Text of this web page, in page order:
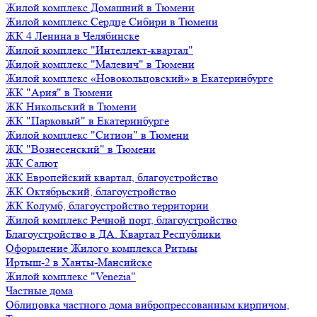
Жилой комплекс Домашний в Тюмени
Жилой комплекс Сердце Сибири в Тюмени
ЖК 4 Ленина в Челябинске
Жилой комплекс "Интеллект-квартал"
Жилой комплекс "Малевич" в Тюмени
Жилой комплекс «Новокольцовский» в Екатеринбурге
ЖК "Ария" в Тюмени
ЖК Никольский в Тюмени
ЖК "Парковый" в Екатеринбурге
Жилой комплекс "Ситион" в Тюмени
ЖК "Вознесенский" в Тюмени
ЖК Салют
ЖК Европейский квартал, благоустройство
ЖК Октябрьский, благоустройство
ЖК Колумб, благоустройство территории
Жилой комплекс Речной порт, благоустройство
Благоустройство в ДА. Квартал Республики
Оформление Жилого комплекса Ритмы
Иртыш-2 в Ханты-Мансийске
Жилой комплекс "Venezia"
Частные дома
Облицовка частного дома вибропрессованным кирпичом,